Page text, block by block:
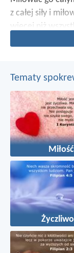
z całej siły i
więcej niż
Tematy
Miłość